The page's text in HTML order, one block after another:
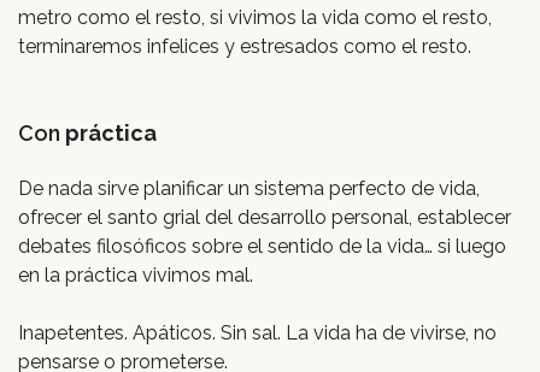
metro como el resto, si vivimos la vida como el resto,
terminaremos infelices y estresados como el resto.
Con práctica
De nada sirve planificar un sistema perfecto de vida,
ofrecer el santo grial del desarrollo personal, establecer
debates filosóficos sobre el sentido de la vida… si luego
en la práctica vivimos mal.
Inapetentes. Apáticos. Sin sal. La vida ha de vivirse, no
pensarse o prometerse.